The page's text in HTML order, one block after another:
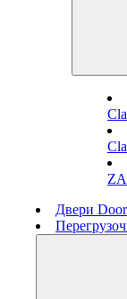
Двери